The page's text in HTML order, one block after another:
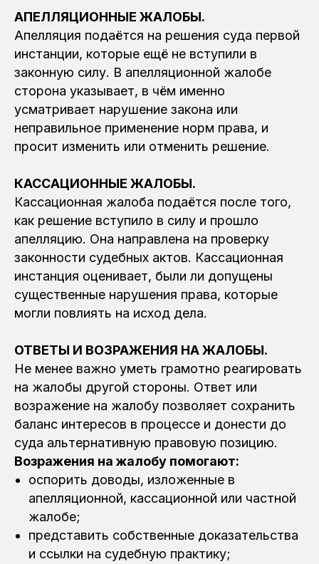
АПЕЛЛЯЦИОННЫЕ ЖАЛОБЫ.
Апелляция подаётся на решения суда первой
инстанции, которые ещё не вступили в
законную силу. В апелляционной жалобе
сторона указывает, в чём именно
усматривает нарушение закона или
неправильное применение норм права, и
просит изменить или отменить решение.
КАССАЦИОННЫЕ ЖАЛОБЫ.
Кассационная жалоба подаётся после того,
как решение вступило в силу и прошло
апелляцию. Она направлена на проверку
законности судебных актов. Кассационная
инстанция оценивает, были ли допущены
существенные нарушения права, которые
могли повлиять на исход дела.
ОТВЕТЫ И ВОЗРАЖЕНИЯ НА ЖАЛОБЫ.
Не менее важно уметь грамотно реагировать
на жалобы другой стороны. Ответ или
возражение на жалобу позволяет сохранить
баланс интересов в процессе и донести до
суда альтернативную правовую позицию.
Возражения на жалобу помогают:
оспорить доводы, изложенные в
апелляционной, кассационной или частной
жалобе;
представить собственные доказательства
и ссылки на судебную практику;